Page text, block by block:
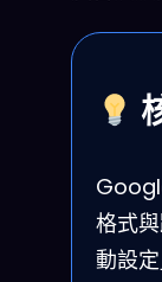
格式
動設